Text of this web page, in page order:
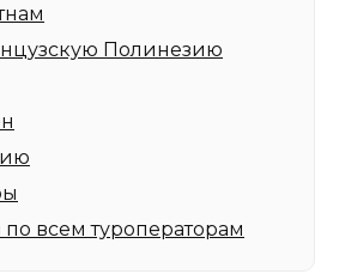
Полинезию
всем туроператорам